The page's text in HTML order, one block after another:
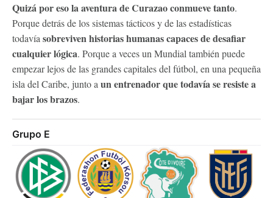
Quizá por eso la aventura de Curazao conmueve tanto.
Porque detrás de los sistemas tácticos y de las estadísticas
todavía sobreviven historias humanas capaces de desafiar
cualquier lógica. Porque a veces un Mundial también puede
empezar lejos de las grandes capitales del fútbol, en una pequeña
isla del Caribe, junto a un entrenador que todavía se resiste a
bajar los brazos.
Grupo E